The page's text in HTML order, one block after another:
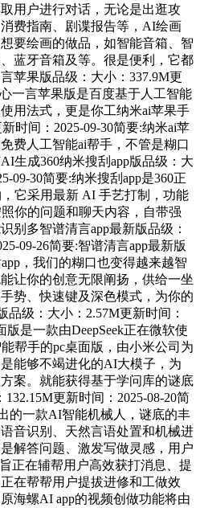
用户进行对话，无论是出逛攻
费指南、剧谍报告等，AI绘画
要绘画的做品，如智能音箱、智
蓝牙音箱及等。很是便利，它都
苹果版品级：大小：337.9M更
一言苹果版是百度基于人工智能
用法式，更是你工纳米ai苹果手
时间：2025-09-30简要:纳米ai苹
费人工智能ai帮手，不管是糊口
生成360纳米搜刮app版品级：大
09-30简要:纳米搜刮app是360正
它采用最新 AI 手艺打制，功能
你的问题和聊天内容，自带强
别多智谱清言app最新版品级：
09-26简要:智谱清言app最新版
，我们的糊口也变得越来越智
让你的创意无限阐扬，供给一坐
势、快速键及深色模式，为你的
品级：大小：2.57M更新时间：
版是一款由DeepSeek正在微软使
帮手的pc桌面版，由小米公司为
能够不竭进化的AI大模子，为
案。就能获得基于学问库的谜底
更新时间：2025-08-20简
的一款AI智能机械人，谜底的丰
音识别、天然言语处置和机械进
解答问题、激发写做灵感，用户
正在辅帮用户高效获打消息、提
在帮帮用户提拔进修和工做效
海螺AI app的视频创做功能将由